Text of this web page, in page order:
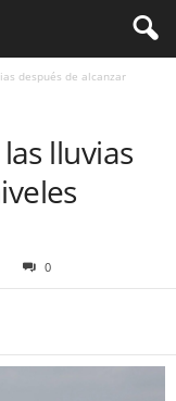
después de alcanzar
lluvias
0